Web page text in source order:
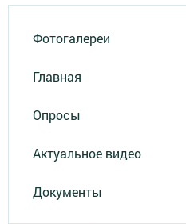
Фотогалереи
Главная
Опросы
Актуальное видео
Документы